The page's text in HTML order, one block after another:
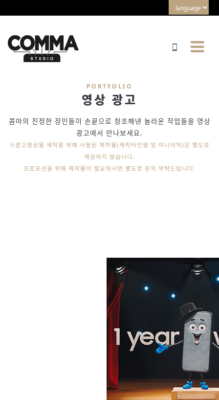
PORTFOLIO
영상 광고
콤마의 진정한 장인들이 손끝으로 창조해낸 놀라운 작업들을 영상
광고에서 만나보세요.
※광고영상물 제작을 위해 사용된 제작물(캐릭터인형 및 미니어처)은 별도로
제공하지 않습니다.
프로모션을 위해 제작물이 필요하시면 별도로 문의 부탁드립니다.